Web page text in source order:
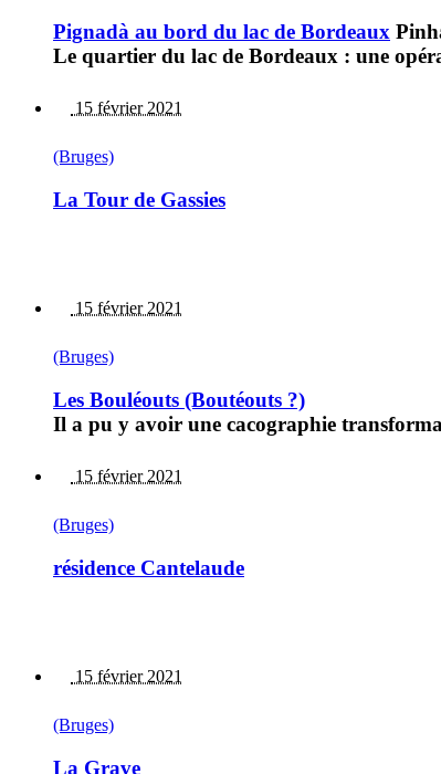
Pignadà au bord du lac de Bordeaux
Le quartier du lac de Bordeaux : une
15 février 2021
(Bruges)
La Tour de Gassies
15 février 2021
(Bruges)
Les Bouléouts (Boutéouts ?)
Il a pu y avoir une cacographie
15 février 2021
(Bruges)
résidence Cantelaude
15 février 2021
(Bruges)
La Grave